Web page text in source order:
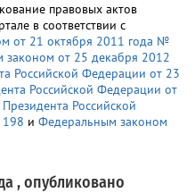
правовых актов
в соответствии с
от 21 октября 2011 года №
от 25 декабря 2012
Российской Федерации от 23
Российской Федерации от
Российской
и Федеральным законом
, опубликовано